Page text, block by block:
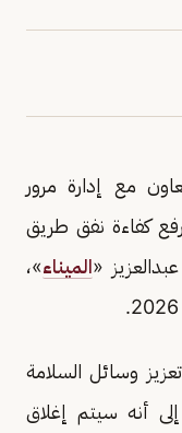
مع إدارة مرور
كفاءة نفق طريق
«الميناء»،
وسائل السلامة
أنه سيتم إغلاق